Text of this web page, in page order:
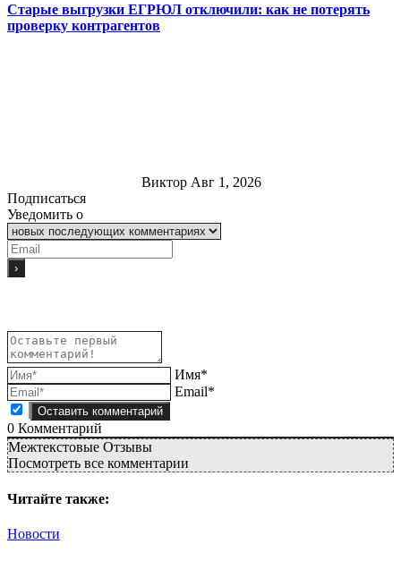
Старые выгрузки ЕГРЮЛ отключили: как не потерять
проверку контрагентов
Виктор Авг 1, 2026
Подписаться
Уведомить о
Имя*
Email*
0 Комментарий
Межтекстовые Отзывы
Посмотреть все комментарии
Читайте также:
Новости